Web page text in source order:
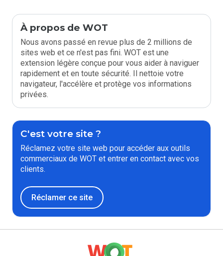
À propos de WOT
Nous avons passé en revue plus de 2 millions de
sites web et ce n'est pas fini. WOT est une
extension légère conçue pour vous aider à naviguer
rapidement et en toute sécurité. Il nettoie votre
navigateur, l'accélère et protège vos informations
privées.
C'est votre site ?
Réclamez votre site web pour accéder aux outils
commerciaux de WOT et entrer en contact avec vos
clients.
Réclamer ce site